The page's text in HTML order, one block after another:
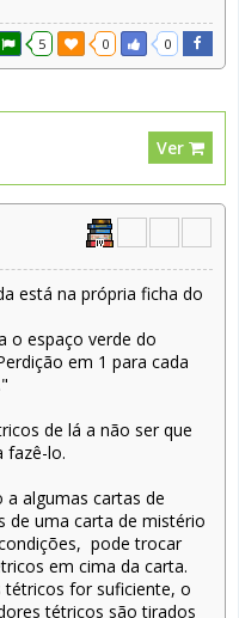
5 0 0
Ver
está na própria ficha do
o espaço verde do
em 1 para cada
de lá a não ser que
fazê-lo.
a algumas cartas de
de uma carta de mistério
pode trocar
em cima da carta.
for suficiente, o
tétricos são tirados